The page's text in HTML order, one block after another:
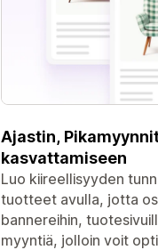
Ajastin,
kasvattamiseen
Luo kiireellisyyden
tuotteet avulla, jotta
bannereihin,
myyntiä, jolloin voit